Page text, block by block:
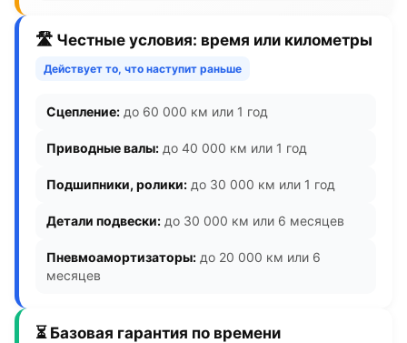
🛣️ Честные условия: время или километры
Действует то, что наступит раньше
Сцепление: до 60 000 км или 1 год
Приводные валы: до 40 000 км или 1 год
Подшипники, ролики: до 30 000 км или 1 год
Детали подвески: до 30 000 км или 6 месяцев
Пневмоамортизаторы: до 20 000 км или 6
месяцев
⏳ Базовая гарантия по времени